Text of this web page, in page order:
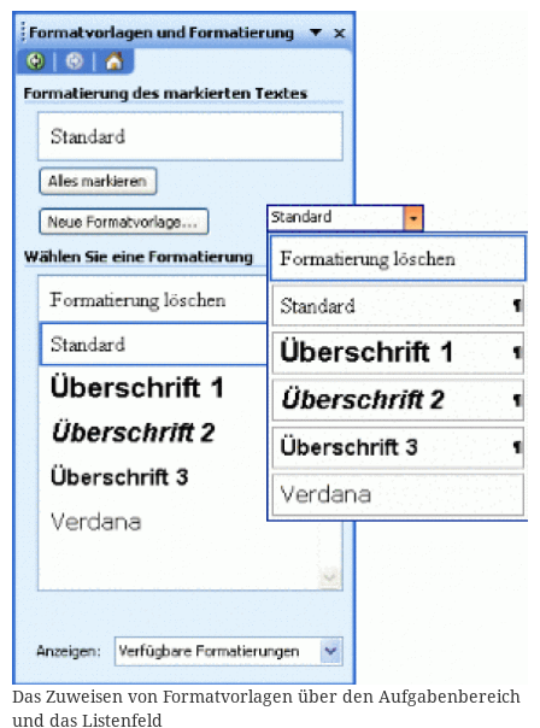
Das Zuweisen von Formatvorlagen über den Aufgabenbereich
und das Listenfeld